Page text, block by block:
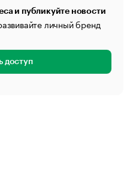
и публикуйте новости
личный бренд
доступ